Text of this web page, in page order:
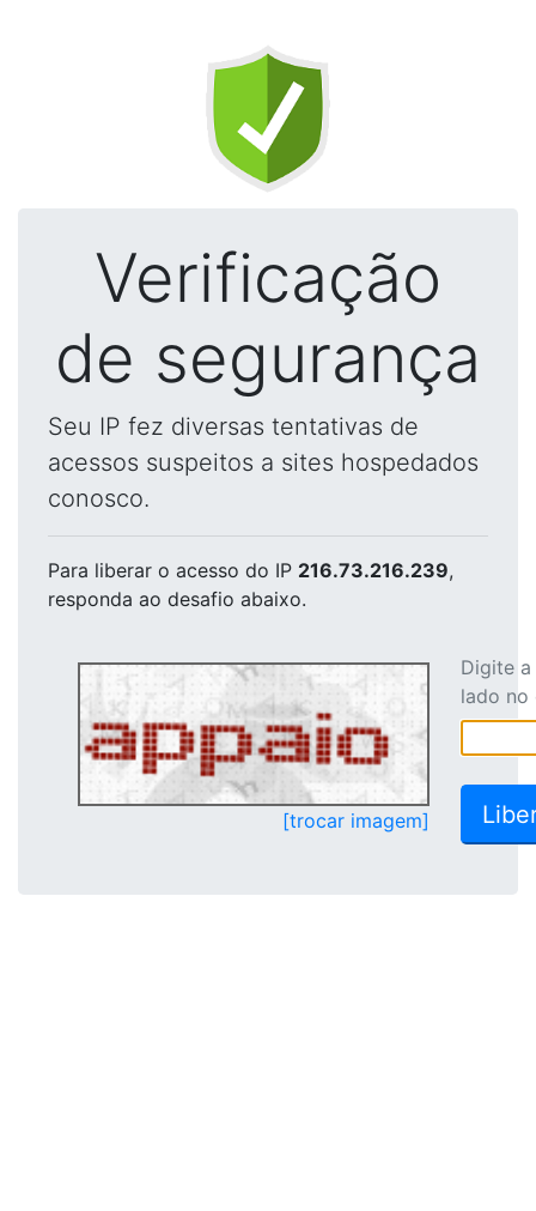
Verificação
de segurança
Seu IP fez diversas tentativas de
acessos suspeitos a sites hospedados
conosco.
Para liberar o acesso do IP 216.73.216.239,
responda ao desafio abaixo.
[trocar imagem]
Digite
lado no